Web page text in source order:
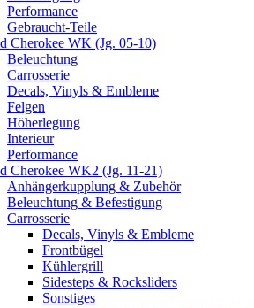
Performance
Gebraucht-Teile
Cherokee WK (Jg. 05-10)
Beleuchtung
Carrosserie
Decals, Vinyls & Embleme
Felgen
Höherlegung
Interieur
Performance
Cherokee WK2 (Jg. 11-21)
Anhängerkupplung & Zubehör
Beleuchtung & Befestigung
Carrosserie
Decals, Vinyls & Embleme
Frontbügel
Kühlergrill
Sidesteps & Rocksliders
Sonstiges